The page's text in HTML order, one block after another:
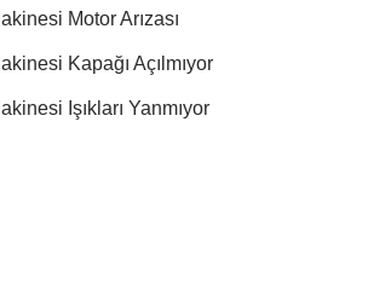
Motor Arızası
Kapağı Açılmıyor
Işıkları Yanmıyor